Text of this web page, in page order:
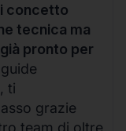
concetto
tecnica ma
pronto per
ti
grazie
team di oltre